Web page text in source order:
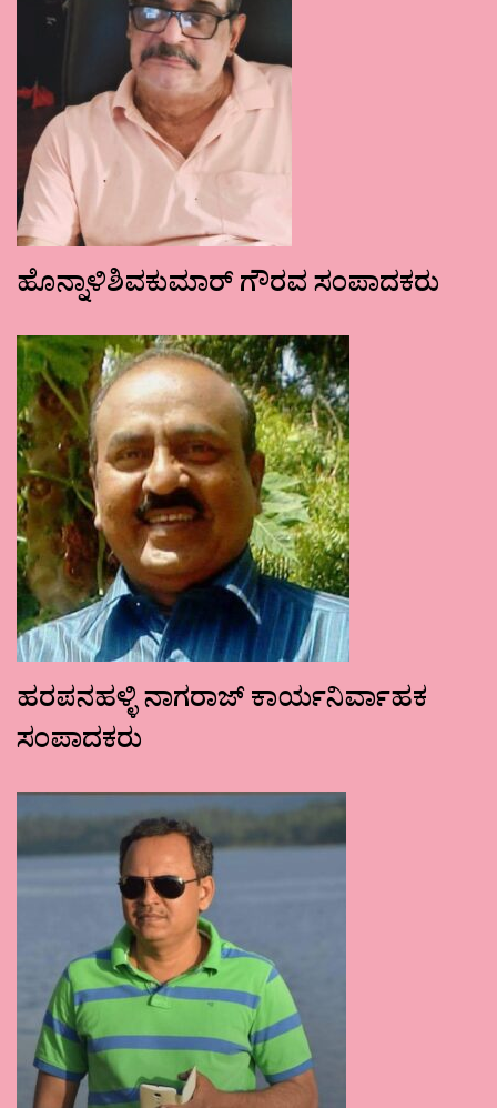
ಹೊನ್ನಾಳಿಶಿವಕುಮಾರ್ ಗೌರವ ಸಂಪಾದಕರು
ಹರಪನಹಳ್ಳಿ ನಾಗರಾಜ್ ಕಾರ್ಯನಿರ್ವಾಹಕ
ಸಂಪಾದಕರು